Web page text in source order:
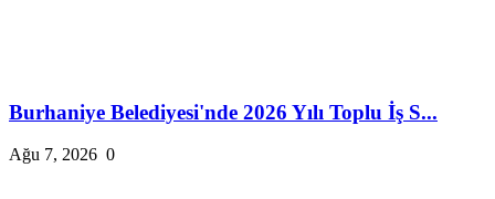
Burhaniye Belediyesi'nde 2026 Yılı Toplu İş S...
Ağu 7, 2026 0